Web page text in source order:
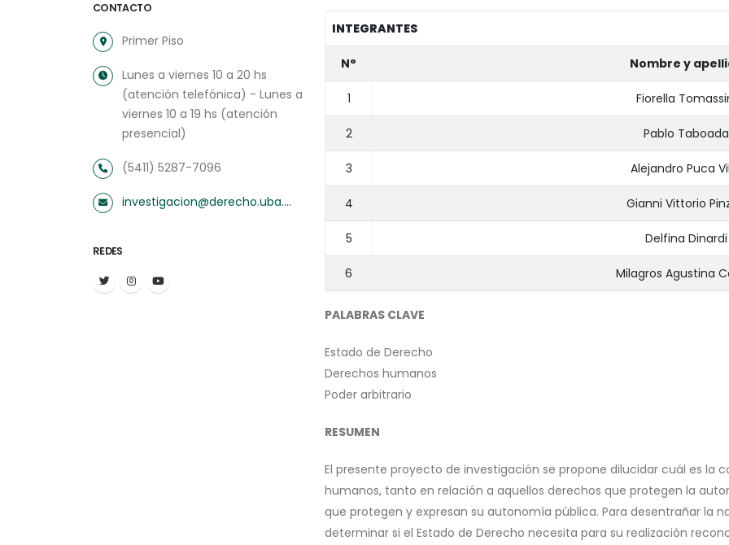
CONTACTO
Primer Piso
Lunes a viernes 10 a 20 hs
(atención telefónica) - Lunes a
viernes 10 a 19 hs (atención
presencial)
(5411) 5287-7096
investigacion@derecho.uba.ar
REDES
INTEGRANTES
N° Nombre y
1 Fiorella
2 Pablo Taboada
3 Alejandro Puca
4 Gianni Vittorio
5 Delfina Dinardi
6 Milagros Agustina
PALABRAS CLAVE
Estado de Derecho
Derechos humanos
Poder arbitrario
RESUMEN
El presente proyecto de investigación se propone dilucidar cuál es la
humanos, tanto en relación a aquellos derechos que protegen la
que protegen y expresan su autonomía pública. Para desentrañar la
determinar si el Estado de Derecho necesita para su realización